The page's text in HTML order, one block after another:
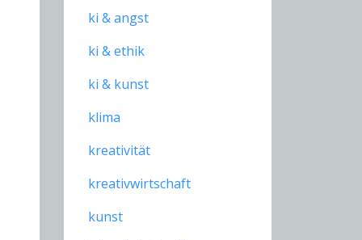
ki & angst
ki & ethik
ki & kunst
klima
kreativität
kreativwirtschaft
kunst